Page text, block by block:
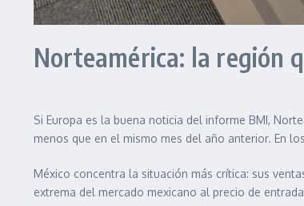
Norteamérica: la región
Si Europa es la buena noticia del informe BMI,
menos que en el mismo mes del año anterior. En
México concentra la situación más crítica: sus
extrema del mercado mexicano al precio de